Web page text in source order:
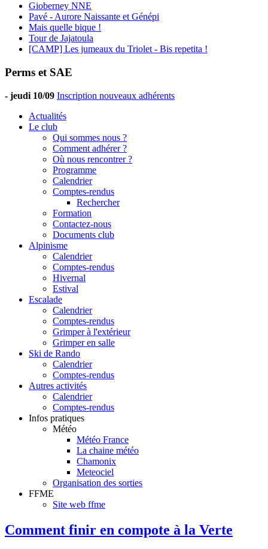
Gioberney NNE
Pavé - Aurore Naissante et Génépi
Mais quelle bique !
Tour de Jajatoula
[CAMP] Les jumeaux du Triolet - Bis repetita !
Perms et SAE
- jeudi 10/09 Inscription nouveaux adhérents
Actualités
Le club
Qui sommes nous ?
Comment adhérer ?
Où nous rencontrer ?
Programme
Calendrier
Comptes-rendus
Rechercher
Formation
Contactez-nous
Documents club
Alpinisme
Calendrier
Comptes-rendus
Hivernal
Estival
Escalade
Calendrier
Comptes-rendus
Grimper à l'extérieur
Grimper en salle
Ski de Rando
Calendrier
Comptes-rendus
Autres activités
Calendrier
Comptes-rendus
Infos pratiques
Météo
Météo France
La chaine météo
Chamonix
Meteociel
Organisation des sorties
FFME
Site web ffme
Comment finir en compote à la Verte